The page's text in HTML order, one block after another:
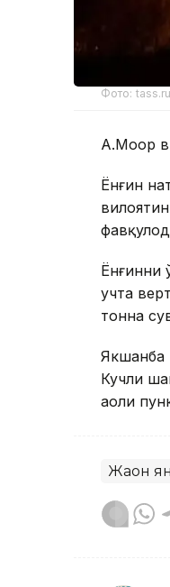
Фото: tass.ru
А.Моор
Ёнғин
Ёнғинни
учта
тонна
Якшанба
Кучли
аҳоли
Жаҳон